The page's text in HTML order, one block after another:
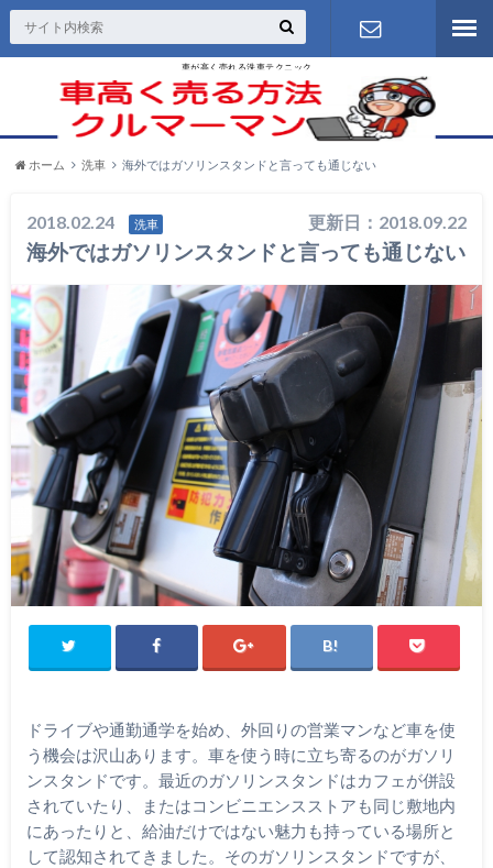
車が高く売れる洗車テクニック
お問い合わ
せ
ホーム 洗車 海外ではガソリンスタンドと言っても通じない
2018.02.24 洗車 更新日：2018.09.22
海外ではガソリンスタンドと言っても通じない
ドライブや通勤通学を始め、外回りの営業マンなど車を使
う機会は沢山あります。車を使う時に立ち寄るのがガソリ
ンスタンドです。最近のガソリンスタンドはカフェが併設
されていたり、またはコンビニエンスストアも同じ敷地内
にあったりと、給油だけではない魅力も持っている場所と
して認知されてきました。そのガソリンスタンドですが、